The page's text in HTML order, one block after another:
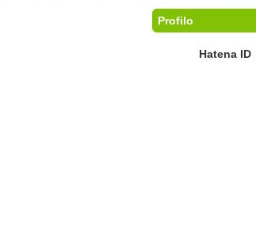
Profilo
Hatena ID